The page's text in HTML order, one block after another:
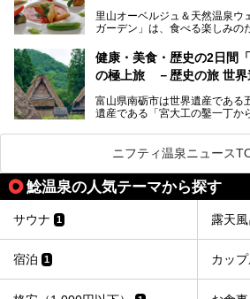
ートしたいと思います。
里山オーベルジュ＆天然温泉ウ
ガーデン」は、食べる楽しみの
月、水はフレンチ、火、木は和
とディナーで味わえます。オリ
す。
そんな「桜ヶ池クアガーデン」
たのでじっくりご紹介します！
健康・美食・歴史の2日間
の極上旅 －歴史の旅 世界
富山県南砺市は世界遺産である
遺産である「宮大工の鑿一丁か
小京都・城端と、とても魅力的
ります。
城端の郊外に建つ里山オーベル
「桜ヶ池クアガーデン」に泊ま
てみませんか？
ニフティ温泉ニュース
鯰温泉の人気テーマから探す
サウナ 1 露天風
宿泊 1 カッ